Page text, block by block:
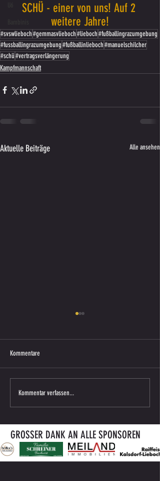
SCHÜ - einer von uns! Auf 2
weitere Jahre!
#svswlieboch#gemmasvlieboch#lieboch#fußballingrazumgebung
#fussballingrazumgebung#fußballinlieboch#manuelschilcher
#schü#vertragsverlängerung
Kampfmannschaft
Aktuelle Beiträge Alle ansehen
Saisonkarte 2026/27 ab sofort
erhältlich
Kommentare
Kommentar verfassen...
GROSSER DANK AN ALLE SPONSOREN